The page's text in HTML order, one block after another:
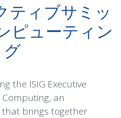
ティブサミッ
ピューティン
グ
the ISIG Executive
an
that brings together